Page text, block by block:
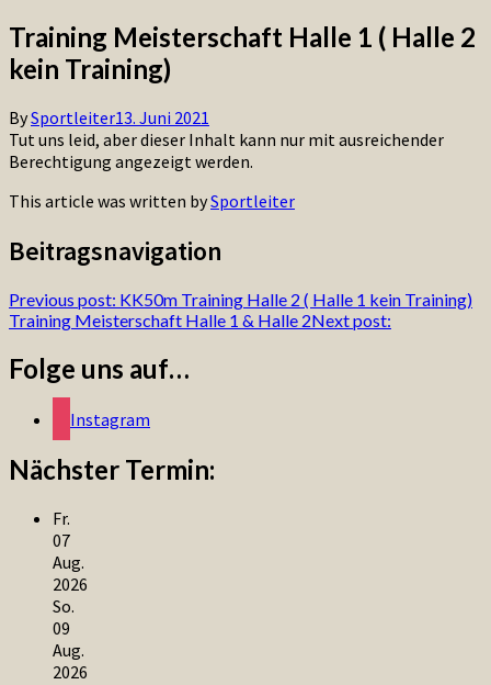
Training Meisterschaft Halle 1 ( Halle 2
kein Training)
BySportleiter13. Juni 2021
Tut uns leid, aber dieser Inhalt kann nur mit ausreichender
Berechtigung angezeigt werden.
This article was written bySportleiter
Beitragsnavigation
Previous post: KK50m Training Halle 2 ( Halle 1 kein Training)
Training Meisterschaft Halle 1 & Halle 2Next post:
Folge uns auf…
Instagram
Nächster Termin:
Fr.
07
Aug.
2026
So.
09
Aug.
2026